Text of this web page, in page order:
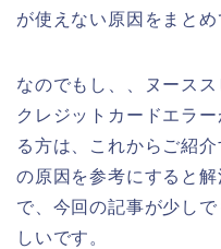
が使えない原因をまと
なのでもし、、ヌース
クレジットカードエラ
る方は、これからご紹
の原因を参考にすると
で、今回の記事が少し
しいです。